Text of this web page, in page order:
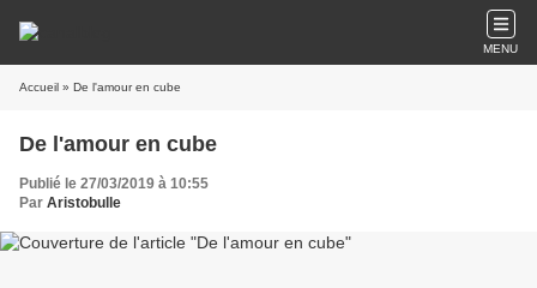
MENU
Accueil » De l'amour en cube
De l'amour en cube
Publié le 27/03/2019 à 10:55
Par Aristobulle